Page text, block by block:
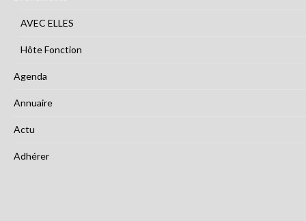
AVEC ELLES
Hôte Fonction
Agenda
Annuaire
Actu
Adhérer